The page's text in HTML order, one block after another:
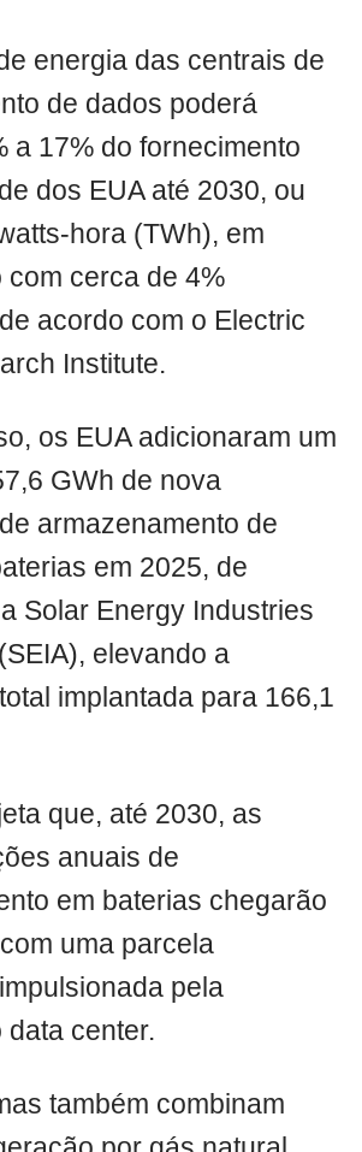
energia das centrais de
de dados poderá
a 17% do fornecimento
dos EUA até 2030, ou
hora (TWh), em
com cerca de 4%
acordo com o Electric
Institute.
os EUA adicionaram um
GWh de nova
armazenamento de
em 2025, de
Solar Energy Industries
elevando a
implantada para 166,1
que, até 2030, as
anuais de
em baterias chegarão
uma parcela
pela
data center.
também combinam